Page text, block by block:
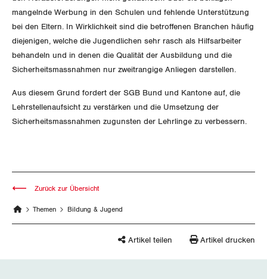
Bestellformular
Migrationskommission
KANTONALE BÜNDE
Bern
Glarus
ANGESCHLOSSENE VERBÄNDE
OFFENE STELLEN
Medienmitteilungen
Dossier
Kontakt
mangelnde Werbung in den Schulen und fehlende Unterstützung
bei den Eltern. In Wirklichkeit sind die betroffenen Branchen häufig
diejenigen, welche die Jugendlichen sehr rasch als Hilfsarbeiter
behandeln und in denen die Qualität der Ausbildung und die
Sicherheitsmassnahmen nur zweitrangige Anliegen darstellen.
Aus diesem Grund fordert der SGB Bund und Kantone auf, die
Lehrstellenaufsicht zu verstärken und die Umsetzung der
Sicherheitsmassnahmen zugunsten der Lehrlinge zu verbessern.
Themen Bildung & Jugend
Zurück zur Übersicht
Artikel teilen Artikel drucken